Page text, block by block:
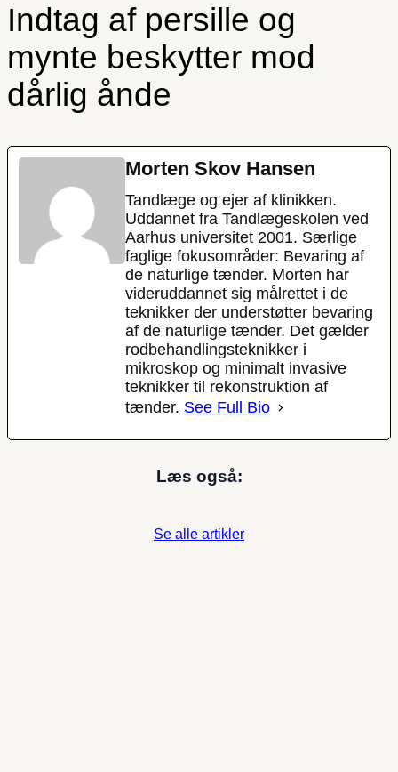
Indtag af persille og
mynte beskytter mod
dårlig ånde
Morten Skov Hansen
Tandlæge og ejer af klinikken.
Uddannet fra Tandlægeskolen ved
Aarhus universitet 2001. Særlige
faglige fokusområder: Bevaring af
de naturlige tænder. Morten har
videruddannet sig målrettet i de
teknikker der understøtter bevaring
af de naturlige tænder. Det gælder
rodbehandlingsteknikker i
mikroskop og minimalt invasive
teknikker til rekonstruktion af
tænder. See Full Bio
Læs også:
Se alle artikler